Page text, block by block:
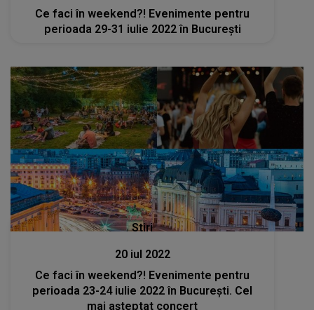
Ce faci în weekend?! Evenimente pentru
perioada 29-31 iulie 2022 în București
Stiri
20 iul 2022
Ce faci în weekend?! Evenimente pentru
perioada 23-24 iulie 2022 în București. Cel
mai aşteptat concert